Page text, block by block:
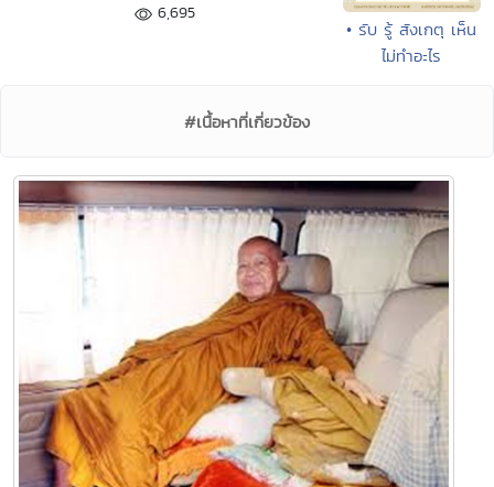
6,695
• รับ รู้ สังเกตุ เห็น
ไม่ทำอะไร
#เนื้อหาที่เกี่ยวข้อง